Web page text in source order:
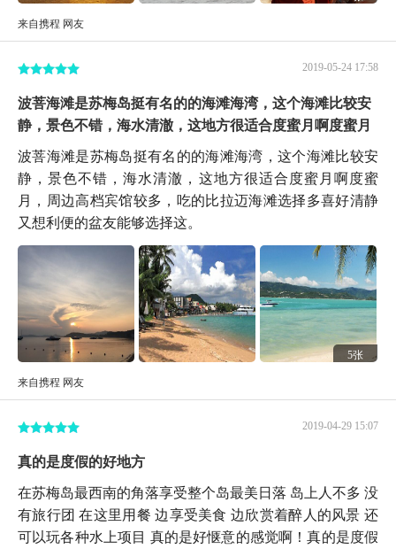
来自携程 网友
2019-05-24 17:58
波菩海滩是苏梅岛挺有名的的海滩海湾，这个海滩比较安
静，景色不错，海水清澈，这地方很适合度蜜月啊度蜜月
波菩海滩是苏梅岛挺有名的的海滩海湾，这个海滩比较安
静，景色不错，海水清澈，这地方很适合度蜜月啊度蜜
月，周边高档宾馆较多，吃的比拉迈海滩选择多喜好清静
又想利便的盆友能够选择这。
5张
来自携程 网友
2019-04-29 15:07
真的是度假的好地方
在苏梅岛最西南的角落享受整个岛最美日落 岛上人不多 没
有旅行团 在这里用餐 边享受美食 边欣赏着醉人的风景 还
可以玩各种水上项目 真的是好惬意的感觉啊！真的是度假